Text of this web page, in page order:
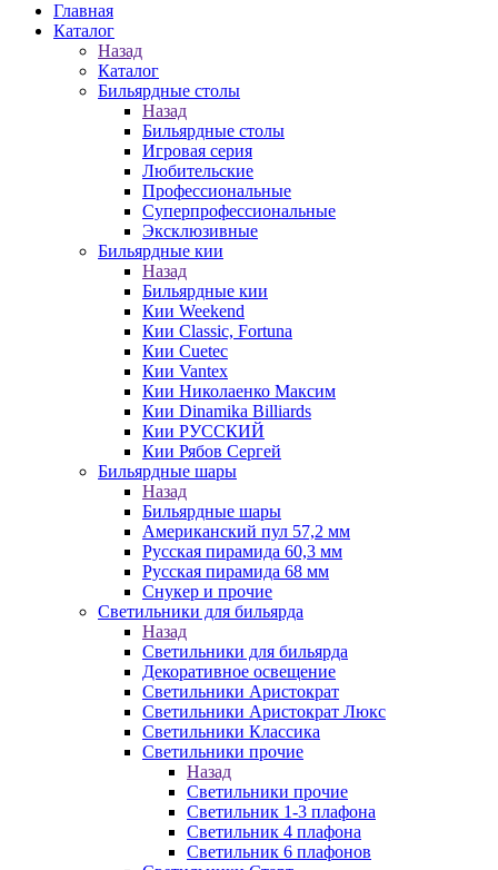
Главная
Каталог
Назад
Каталог
Бильярдные столы
Назад
Бильярдные столы
Игровая серия
Любительские
Профессиональные
Суперпрофессиональные
Эксклюзивные
Бильярдные кии
Назад
Бильярдные кии
Кии Weekend
Кии Classic, Fortuna
Кии Cuetec
Кии Vantex
Кии Николаенко Максим
Кии Dinamika Billiards
Кии РУССКИЙ
Кии Рябов Сергей
Бильярдные шары
Назад
Бильярдные шары
Американский пул 57,2 мм
Русская пирамида 60,3 мм
Русская пирамида 68 мм
Снукер и прочие
Светильники для бильярда
Назад
Светильники для бильярда
Декоративное освещение
Светильники Аристократ
Светильники Аристократ Люкс
Светильники Классика
Светильники прочие
Назад
Светильники прочие
Светильник 1-3 плафона
Светильник 4 плафона
Светильник 6 плафонов